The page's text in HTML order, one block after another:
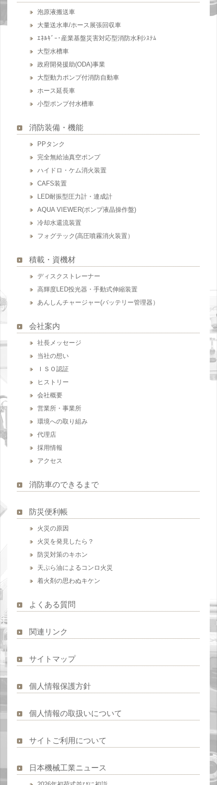
泡原液搬送車
大量送水車/ホース展張回収車
ｴﾈﾙｷﾞｰ･産業基盤災害対応型消防水利ｼｽﾃﾑ
大型水槽車
政府開発援助(ODA)事業
大型動力ポンプ付消防自動車
ホース延長車
小型ポンプ付水槽車
消防装備・機能
PPタンク
完全無給油真空ポンプ
ハイドロ・ケム消火装置
CAFS装置
LED耐振型圧力計・連成計
AQUA VIEWER(ポンプ液晶操作盤)
冷却水還流装置
フォグテック(高圧噴霧消火装置）
積載・資機材
ディスクストレーナー
高輝度LED投光器・手動式伸縮装置
あんしんチャージャー(バッテリー管理器）
会社案内
社長メッセージ
当社の想い
ＩＳＯ認証
ヒストリー
会社概要
営業所・事業所
環境への取り組み
代理店
採用情報
アクセス
消防車のできるまで
防災便利帳
火災の原因
火災を発見したら？
防災対策のキホン
天ぷら油によるコンロ火災
着火剤の思わぬキケン
よくある質問
関連リンク
サイトマップ
個人情報保護方針
個人情報の取扱いについて
サイトご利用について
日本機械工業ニュース